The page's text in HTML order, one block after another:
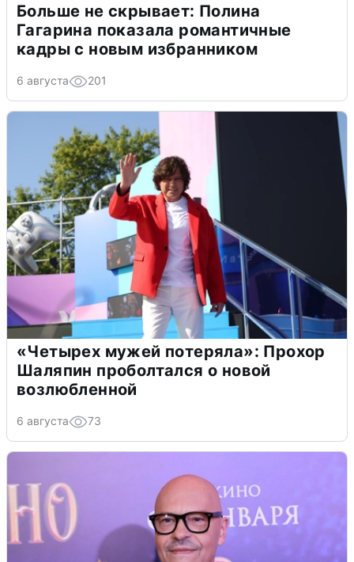
Больше не скрывает: Полина
Гагарина показала романтичные
кадры с новым избранником
6 августа 201
«Четырех мужей потеряла»: Прохор
Шаляпин проболтался о новой
возлюбленной
6 августа 73